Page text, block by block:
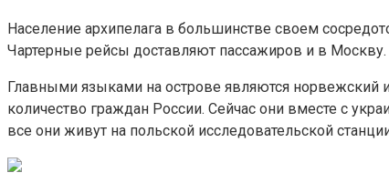
Население архипелага в большинстве своем
Чартерные рейсы доставляют пассажиров и в Москву.
Главными языками на острове являются норвежский
количество граждан России. Сейчас они вместе с
все они живут на польской исследовательской